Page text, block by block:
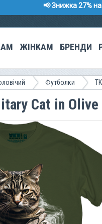
📢 Знижка 27%
ЖІНКАМ БРЕНДИ
Футболки
Cat in